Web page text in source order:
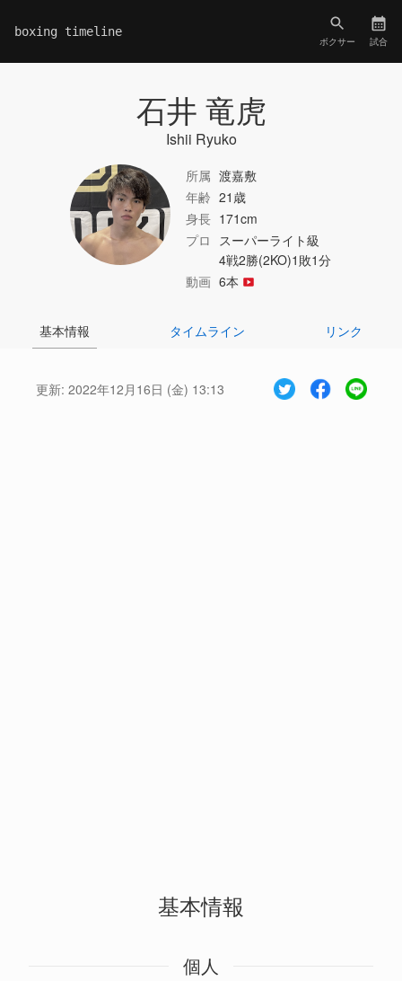
boxing timeline
ボクサー 試合
石井 竜虎
Ishii Ryuko
所属 渡嘉敷
年齢 21歳
身長 171cm
プロ スーパーライト級
4戦2勝(2KO)1敗1分
動画 6本
基本情報 タイムライン リンク
更新: 2022年12月16日 (金) 13:13
基本情報
個人